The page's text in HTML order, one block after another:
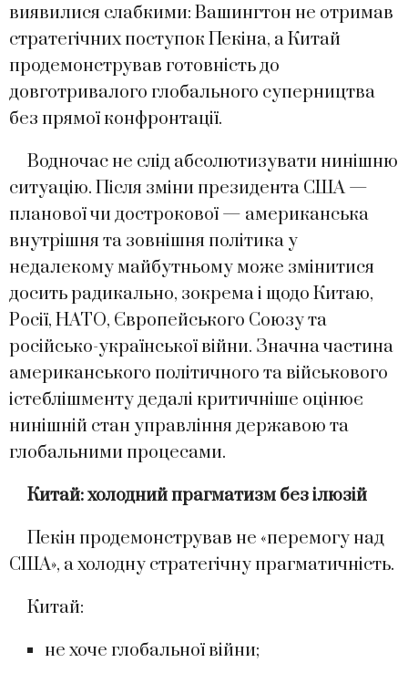
виявилися слабкими: Вашингтон не отримав
стратегічних поступок Пекіна, а Китай
продемонстрував готовність до
довготривалого глобального суперництва
без прямої конфронтації.
Водночас не слід абсолютизувати нинішню
ситуацію. Після зміни президента США —
планової чи дострокової — американська
внутрішня та зовнішня політика у
недалекому майбутньому може змінитися
досить радикально, зокрема і щодо Китаю,
Росії, НАТО, Європейського Союзу та
російсько-української війни. Значна частина
американського політичного та військового
істеблішменту дедалі критичніше оцінює
нинішній стан управління державою та
глобальними процесами.
Китай: холодний прагматизм без ілюзій
Пекін продемонстрував не «перемогу над
США», а холодну стратегічну прагматичність.
Китай:
не хоче глобальної війни;